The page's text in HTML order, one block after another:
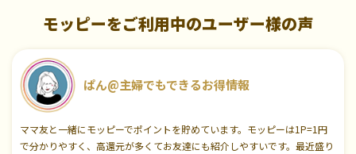
モッピーをご利用中のユーザー様の声
ぱん@主婦でもできるお得情報
ママ友と一緒にモッピーでポイントを貯めています。モッピーは1P=1円
で分かりやすく、高還元が多くてお友達にも紹介しやすいです。最近盛り